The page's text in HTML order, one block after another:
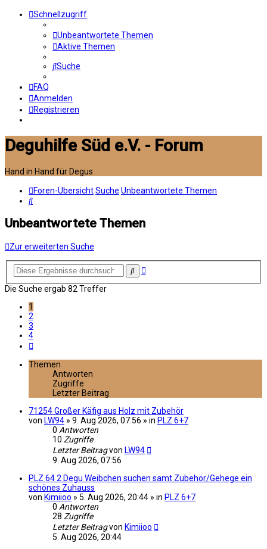
Schnellzugriff
Unbeantwortete Themen
Aktive Themen
Suche
FAQ
Anmelden
Registrieren
Deguhilfe Süd e.V. - Forum
Hand in Hand für Degus
Foren-ÜbersichtSuche Unbeantwortete Themen
Suche
Unbeantwortete Themen
Zur erweiterten Suche
SucheErweiterte
Die Suche ergab 82 Treffer
1
2
3
4
Themen
Antworten
Zugriffe
Letzter Beitrag
71254 Großer Käfig aus Holz mit Zubehör
von LW94 » 9. Aug 2026, 07:56 » in PLZ 6+7
0 Antworten
10 Zugriffe
Letzter Beitragvon LW94
9. Aug 2026, 07:56
PLZ 64 2 Degu Weibchen suchen samt Zubehör/Gehege ein
schönes Zuhauss
von Kimiioo » 5. Aug 2026, 20:44 » in PLZ 6+7
0 Antworten
28 Zugriffe
Letzter Beitragvon Kimiioo
5. Aug 2026, 20:44